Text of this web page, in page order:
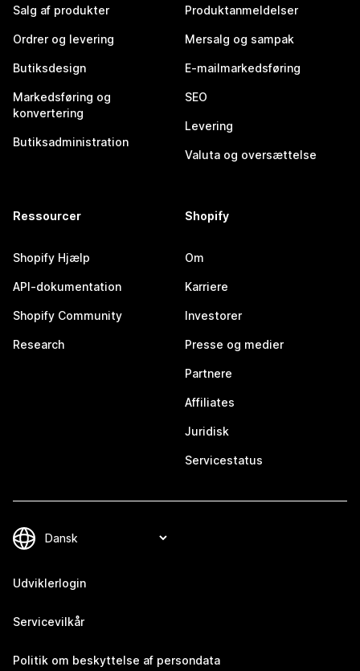
Salg af produkter
Ordrer og levering
Butiksdesign
Markedsføring og
konvertering
Butiksadministration
Produktanmeldelser
Mersalg og sampak
E-mailmarkedsføring
SEO
Levering
Valuta og oversættelse
Ressourcer
Shopify Hjælp
API-dokumentation
Shopify Community
Research
Shopify
Om
Karriere
Investorer
Presse og medier
Partnere
Affiliates
Juridisk
Servicestatus
Udviklerlogin
Servicevilkår
Politik om beskyttelse af persondata